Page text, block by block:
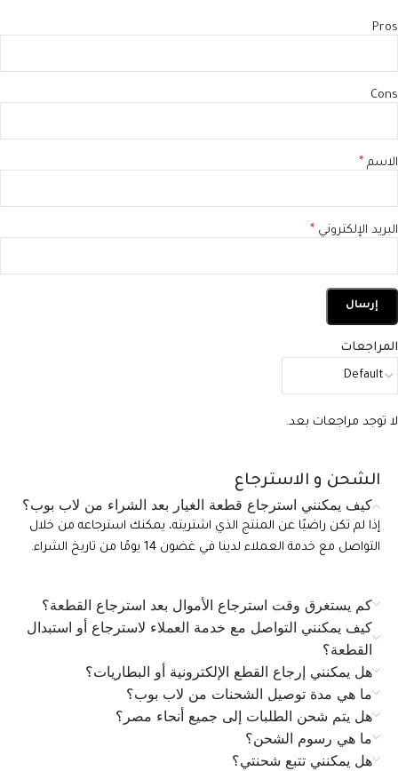
المراجعات
لا توجد مراجعات بعد.
Pros
Cons
الاسم *
البريد الإلكتروني *
الشحن و الاسترجاع
كيف يمكنني استرجاع قطعة الغيار بعد الشراء من لاب بوب؟
إذا لم تكن راضيًا عن المنتج الذي اشتريته، يمكنك استرجاعه من خلال
التواصل مع خدمة العملاء لدينا في غضون 14 يومًا من تاريخ الشراء.
كم يستغرق وقت استرجاع الأموال بعد استرجاع القطعة؟
كيف يمكنني التواصل مع خدمة العملاء لاسترجاع أو استبدال
القطعة؟
هل يمكنني إرجاع القطع الإلكترونية أو البطاريات؟
ما هي مدة توصيل الشحنات من لاب بوب؟
هل يتم شحن الطلبات إلى جميع أنحاء مصر؟
ما هي رسوم الشحن؟
هل يمكنني تتبع شحنتي؟